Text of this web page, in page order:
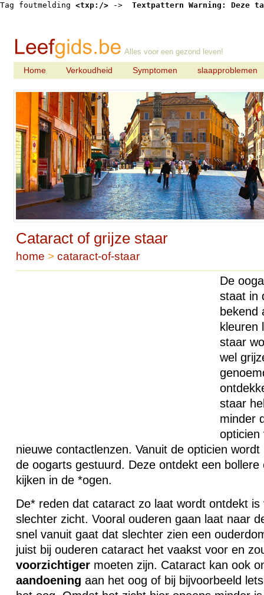
Tag foutmelding <txp:/> -> Textpattern Warning: Deze
Alles voor een gezond leven!
Home Verkoudheid Symptomen slaapproblemen
Cataract of grijze staar
home > cataract-of-staar
De
staat in
bekend
kleuren
staar
wel
staar
minder
opticien
nieuwe contactlenzen. Vanuit de opticien
de oogarts gestuurd. Deze ontdekt een bollere
kijken in de *ogen.
De* reden dat cataract zo laat wordt ontdekt is
slechter zicht. Vooral ouderen gaan laat naar
snel vanuit gaat dat slechter zien een
juist bij ouderen cataract het vaakst voor en
voorzichtigermoeten zijn. Cataract kan ook
aandoening aan het oog of bij bijvoorbeeld